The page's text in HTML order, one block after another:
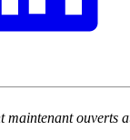
maintenant ouverts